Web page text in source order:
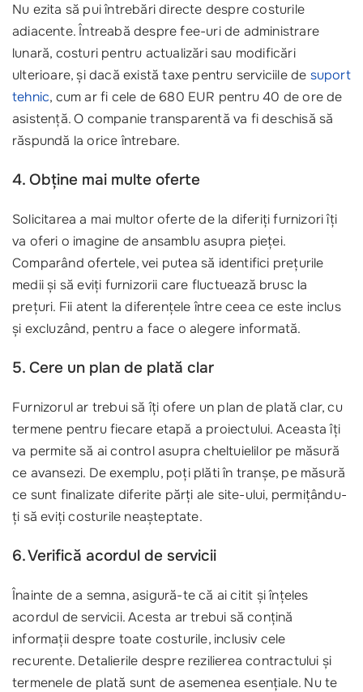
Nu ezita să pui întrebări directe despre costurile
adiacente. Întreabă despre fee-uri de administrare
lunară, costuri pentru actualizări sau modificări
ulterioare, și dacă există taxe pentru serviciile de suport
tehnic, cum ar fi cele de 680 EUR pentru 40 de ore de
asistență. O companie transparentă va fi deschisă să
răspundă la orice întrebare.
4. Obține mai multe oferte
Solicitarea a mai multor oferte de la diferiți furnizori îți
va oferi o imagine de ansamblu asupra pieței.
Comparând ofertele, vei putea să identifici prețurile
medii și să eviți furnizorii care fluctuează brusc la
prețuri. Fii atent la diferențele între ceea ce este inclus
și excluzând, pentru a face o alegere informată.
5. Cere un plan de plată clar
Furnizorul ar trebui să îți ofere un plan de plată clar, cu
termene pentru fiecare etapă a proiectului. Aceasta îți
va permite să ai control asupra cheltuielilor pe măsură
ce avansezi. De exemplu, poți plăti în tranșe, pe măsură
ce sunt finalizate diferite părți ale site-ului, permițându-
ți să eviți costurile neașteptate.
6. Verifică acordul de servicii
Înainte de a semna, asigură-te că ai citit și înțeles
acordul de servicii. Acesta ar trebui să conțină
informații despre toate costurile, inclusiv cele
recurente. Detalierile despre rezilierea contractului și
termenele de plată sunt de asemenea esențiale. Nu te